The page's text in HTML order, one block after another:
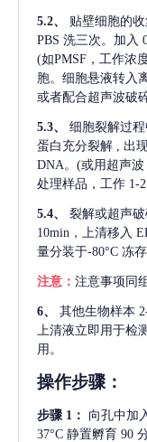
5.2、
贴壁细胞的
PBS 洗三次。加入
(如PMSF，工作浓
胞。细胞悬液转入
或者配合超声波破碎
5.3、
细胞裂解过
蛋白充分裂解
, 出
DNA。(或用超声波
处理样品，工作 1-
5.4、 裂解或超声破
10min，上清移入
量分装于-80°C 冻存
注意： 注意事项同
6、 其他生物样本
上清液立即用于检
用。
操作步骤：
步骤 1： 向孔中加
37°C 静置孵育 90